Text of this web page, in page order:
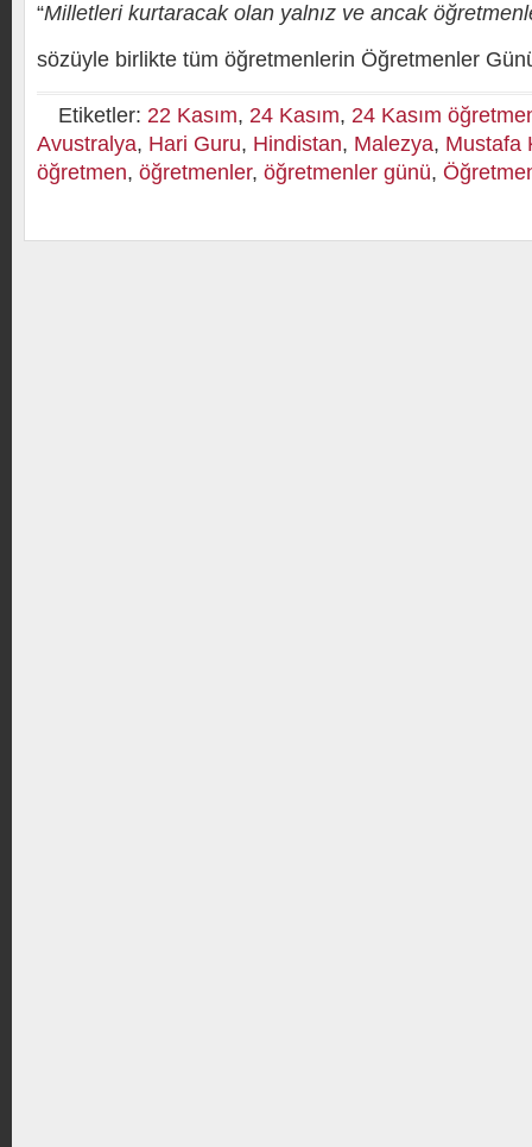
“Milletleri kurtaracak olan yalnız ve ancak
sözüyle birlikte tüm öğretmenlerin Öğretmenler
Etiketler: 22 Kasım, 24 Kasım, 24 Kasım
Avustralya, Hari Guru, Hindistan, Malezya, Mustafa
öğretmen, öğretmenler, öğretmenler günü,